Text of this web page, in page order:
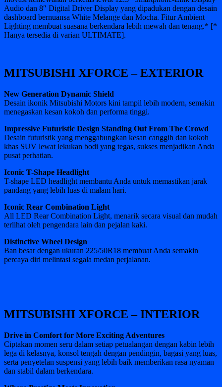
Audio dan 8″ Digital Driver Display yang dipadukan dengan desain
dashboard bernuansa White Melange dan Mocha. Fitur Ambient
Lighting membuat suasana berkendara lebih mewah dan tenang.* [*
Hanya tersedia di varian ULTIMATE].
MITSUBISHI XFORCE – EXTERIOR
New Generation Dynamic Shield
Desain ikonik Mitsubishi Motors kini tampil lebih modern, semakin
menegaskan kesan kokoh dan performa tinggi.
Impressive Futuristic Design Standing Out From The Crowd
Desain futuristik yang menggabungkan kesan canggih dan kokoh
khas SUV lewat lekukan bodi yang tegas, sukses menjadikan Anda
pusat perhatian.
Iconic T-Shape Headlight
T-shape LED headlight membantu Anda untuk memastikan jarak
pandang yang lebih luas di malam hari.
Iconic Rear Combination Light
All LED Rear Combination Light, menarik secara visual dan mudah
terlihat oleh pengendara lain dan pejalan kaki.
Distinctive Wheel Design
Ban besar dengan ukuran 225/50R18 membuat Anda semakin
percaya diri melintasi segala medan perjalanan.
MITSUBISHI XFORCE – INTERIOR
Drive in Comfort for More Exciting Adventures
Ciptakan momen seru dalam setiap petualangan dengan kabin lebih
lega di kelasnya, konsol tengah dengan pendingin, bagasi yang luas,
serta penyetelan suspensi yang lebih baik memberikan rasa nyaman
dan stabil dalam berkendara.